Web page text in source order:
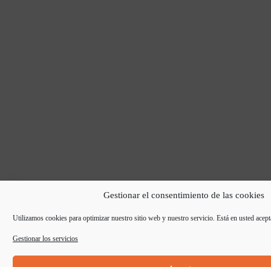
Gestionar el consentimiento de las cookies
Utilizamos cookies para optimizar nuestro sitio web y nuestro servicio. Está en usted
Gestionar los servicios